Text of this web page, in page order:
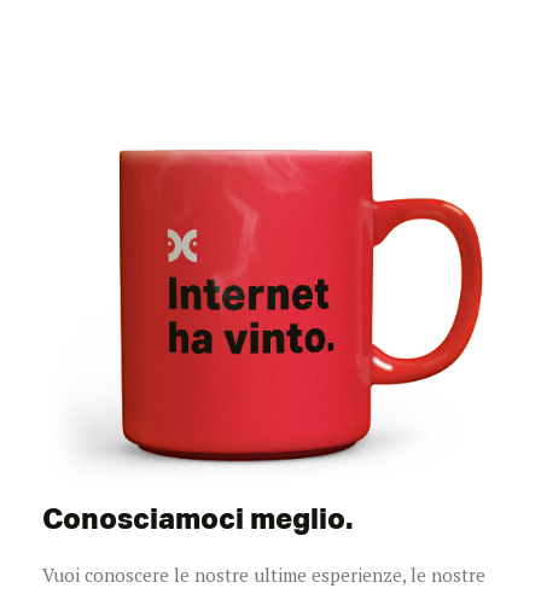
Conosciamoci meglio.
Vuoi conoscere le nostre ultime esperienze, le nostre